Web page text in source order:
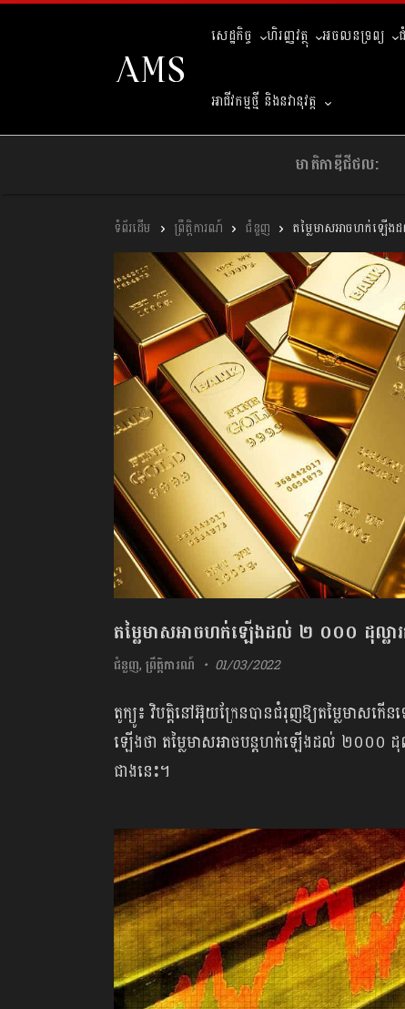
សេដ្ឋកិច្ច ហិរញ្ញវត្ថុ អចលនទ្រព្យ
អាជីវកម្មថ្មី និងនវានុវត្ត
មាតិកាឌីជីថល:
ព្រឹត្តិការណ៍ ជំនួញ តម្លៃមាសអាចហក់ឡើង
តម្លៃមាសអាចហក់ឡើងដល់ ២ ០០០ ដុល្លារ
ជំនួញ,ព្រឹត្តិការណ៍ 01/03/2022
តូក្យូ៖ វិបត្តិនៅអ៊ុយក្រែនបានជំរុញឱ្យតម្លៃមា
ឡើងថា តម្លៃមាសអាចបន្តហក់ឡើងដល់ ២០០០ ដុ
ជាងនេះ។